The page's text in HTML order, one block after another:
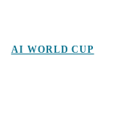
AI WORLD CUP